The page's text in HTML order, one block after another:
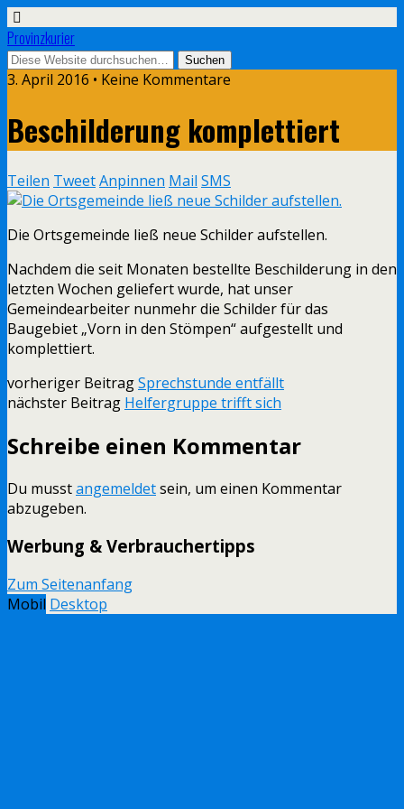
Provinzkurier
3. April 2016 • Keine Kommentare
Beschilderung komplettiert
Teilen TweetAnpinnen Mail SMS
Die Ortsgemeinde ließ neue Schilder aufstellen.
Nachdem die seit Monaten bestellte Beschilderung in den
letzten Wochen geliefert wurde, hat unser
Gemeindearbeiter nunmehr die Schilder für das
Baugebiet „Vorn in den Stömpen“ aufgestellt und
komplettiert.
vorheriger BeitragSprechstunde entfällt
nächster Beitrag Helfergruppe trifft sich
Schreibe einen Kommentar
Du musstangemeldetsein, um einen Kommentar
abzugeben.
Werbung & Verbrauchertipps
Zum Seitenanfang
Mobil Desktop